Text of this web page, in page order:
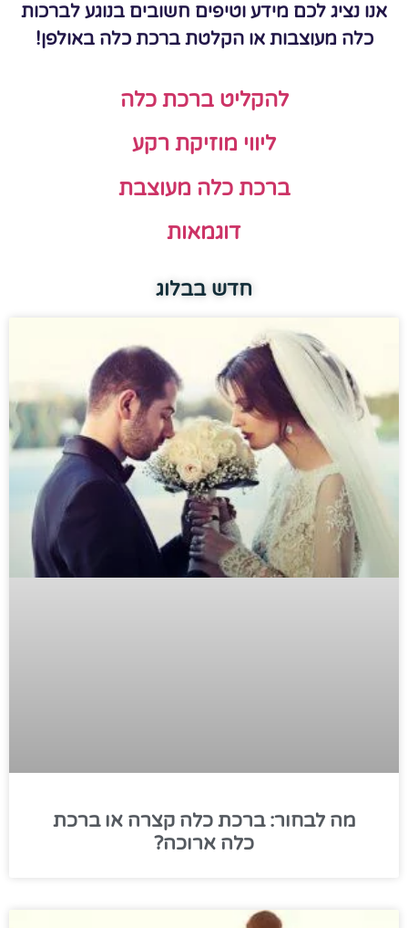
אנו נציג לכם מידע וטיפים חשובים בנוגע לברכות
כלה מעוצבות או הקלטת ברכת כלה באולפן!
להקליט ברכת כלה
ליווי מוזיקת רקע
ברכת כלה מעוצבת
דוגמאות
חדש בבלוג
מה לבחור: ברכת כלה קצרה או ברכת
כלה ארוכה?